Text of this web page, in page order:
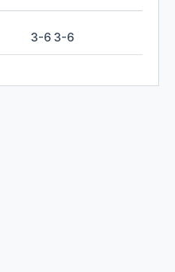
3-6 3-6